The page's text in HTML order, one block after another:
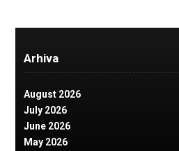
Arhiva
August 2026
July 2026
June 2026
May 2026